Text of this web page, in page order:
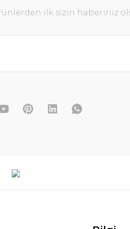
ilk sizin haberiniz